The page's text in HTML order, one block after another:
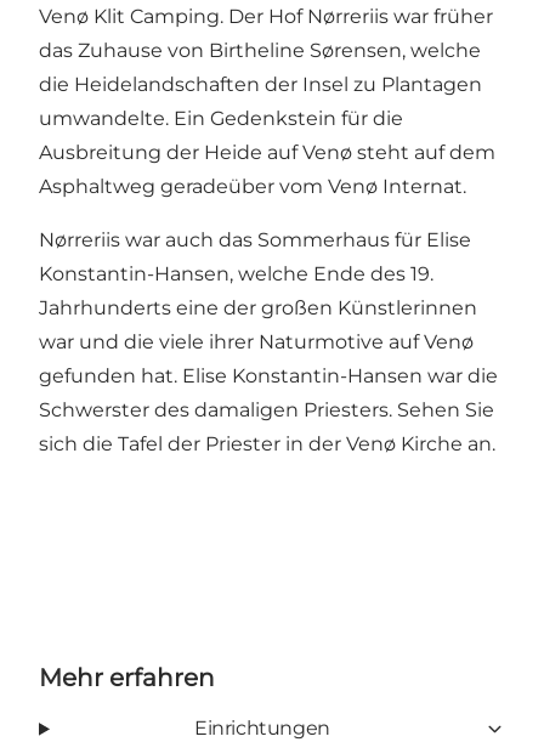
Venø Klit Camping. Der Hof Nørreriis war früher
das Zuhause von Birtheline Sørensen, welche
die Heidelandschaften der Insel zu Plantagen
umwandelte. Ein Gedenkstein für die
Ausbreitung der Heide auf Venø steht auf dem
Asphaltweg geradeüber vom Venø Internat.
Nørreriis war auch das Sommerhaus für Elise
Konstantin-Hansen, welche Ende des 19.
Jahrhunderts eine der großen Künstlerinnen
war und die viele ihrer Naturmotive auf Venø
gefunden hat. Elise Konstantin-Hansen war die
Schwerster des damaligen Priesters. Sehen Sie
sich die Tafel der Priester in der Venø Kirche an.
Mehr erfahren
Einrichtungen